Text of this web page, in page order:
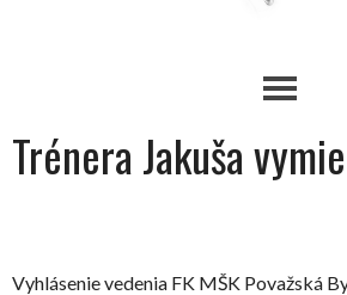
Trénera Jakuša
Vyhlásenie vedenia FK MŠK Považská